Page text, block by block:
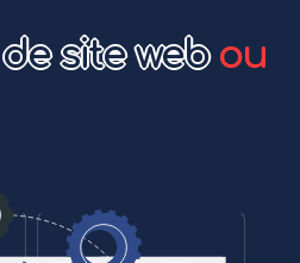
site webou